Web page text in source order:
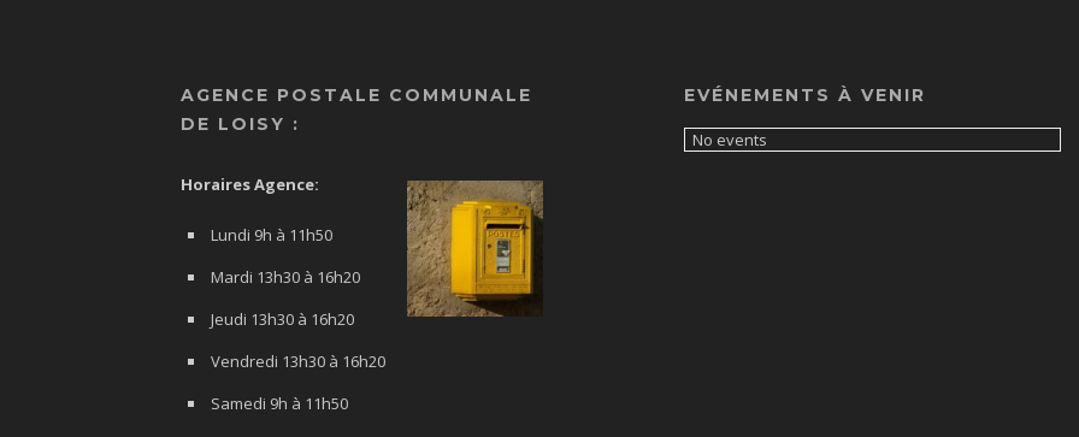
AGENCE POSTALE COMMUNALE
DE LOISY :
Horaires Agence:
Lundi 9h à 11h50
Mardi 13h30 à 16h20
Jeudi 13h30 à 16h20
Vendredi 13h30 à 16h20
Samedi 9h à 11h50
EVÉNEMENTS À VENIR
No events